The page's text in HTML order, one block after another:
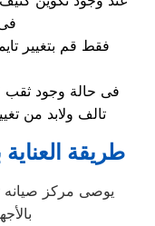
فقط قم بتغيير
فى حالة وجود ثقب
تالف ولابد من
طريقة